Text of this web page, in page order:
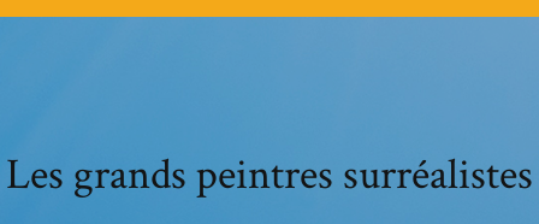
Les grands peintres surréalistes